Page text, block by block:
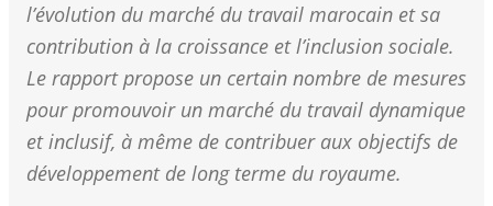
l’évolution du marché du travail marocain et sa
contribution à la croissance et l’inclusion sociale.
Le rapport propose un certain nombre de mesures
pour promouvoir un marché du travail dynamique
et inclusif, à même de contribuer aux objectifs de
développement de long terme du royaume.